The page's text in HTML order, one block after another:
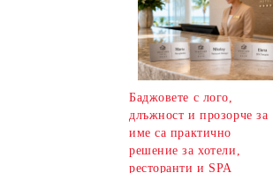
Баджовете с лого,
длъжност и прозорче за
име са практично
решение за хотели,
ресторанти и SPA